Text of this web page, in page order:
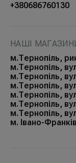
+380686760130
НАШІ
м.Тернопіль,
м.Тернопіль,
м.Тернопіль,
м.Тернопіль,
м.Тернопіль,
м.Тернопіль,
м.Тернопіль,
м. Івано-